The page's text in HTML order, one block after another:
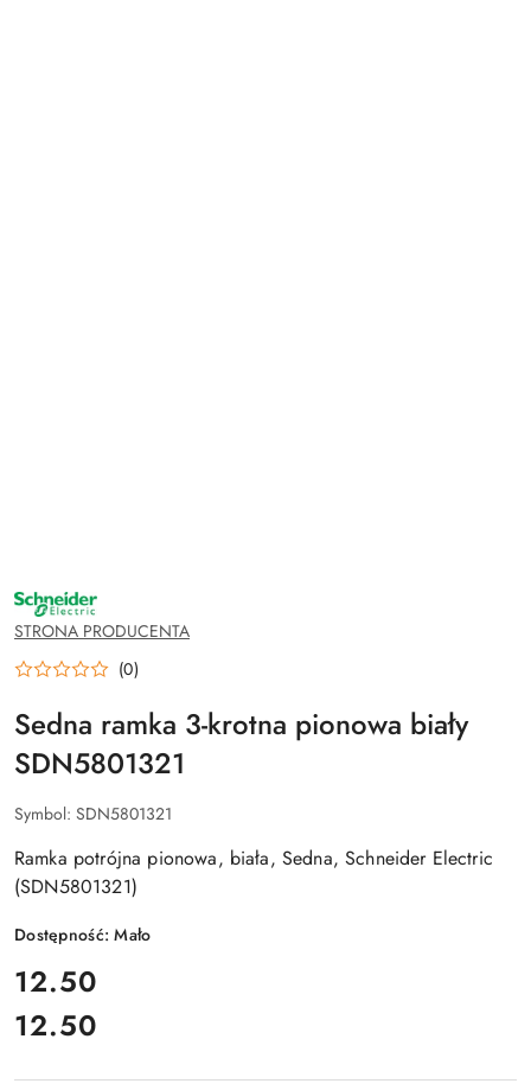
NAZWA
PRODUCENTA:
SCHNEIDER
ELECTRIC
STRONA PRODUCENTA
(0)
Sedna ramka 3-krotna pionowa biały
SDN5801321
Symbol: SDN5801321
Ramka potrójna pionowa, biała, Sedna, Schneider Electric
(SDN5801321)
Dostępność:Mało
cena:
12.50
Cena:
12.50